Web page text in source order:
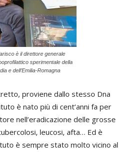
è il direttore generale
sperimentale della
e dell’Emilia-Romagna
proviene dallo stesso Dna
è nato più di cent’anni fa per
nell’eradicazione delle grosse
leucosi, afta… Ed è
è sempre stato molto vicino al